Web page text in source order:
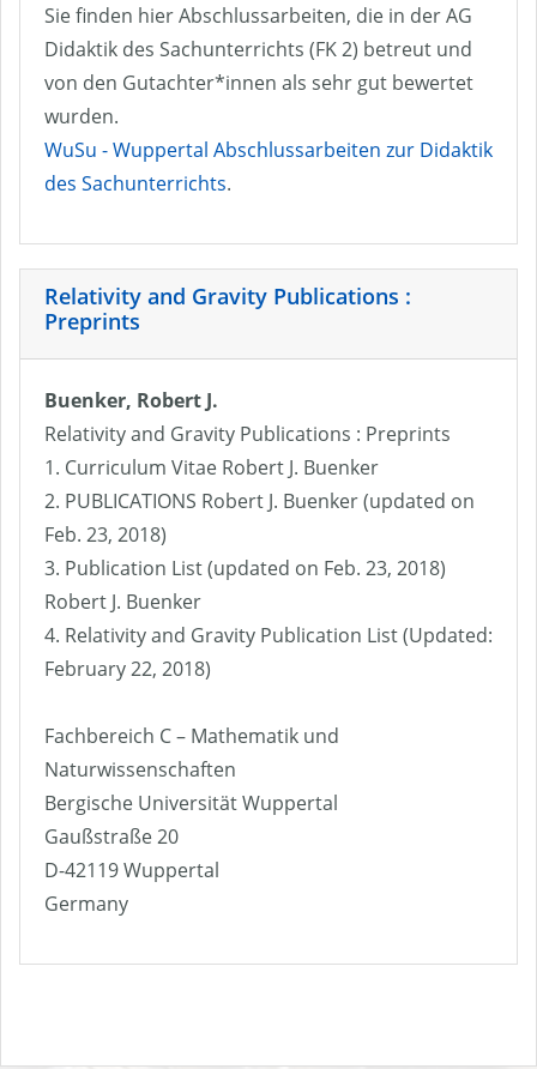
Sie finden hier Abschlussarbeiten, die in der AG
Didaktik des Sachunterrichts (FK 2) betreut und
von den Gutachter*innen als sehr gut bewertet
wurden.
WuSu - Wuppertal Abschlussarbeiten zur Didaktik
des Sachunterrichts.
Relativity and Gravity Publications :
Preprints
Buenker, Robert J.
Relativity and Gravity Publications : Preprints
1. Curriculum Vitae Robert J. Buenker
2. PUBLICATIONS Robert J. Buenker (updated on
Feb. 23, 2018)
3. Publication List (updated on Feb. 23, 2018)
Robert J. Buenker
4. Relativity and Gravity Publication List (Updated:
February 22, 2018)
Fachbereich C – Mathematik und
Naturwissenschaften
Bergische Universität Wuppertal
Gaußstraße 20
D-42119 Wuppertal
Germany